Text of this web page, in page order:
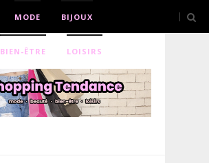
MODE BIJOUX
BIEN-ÊTRE LOISIRS